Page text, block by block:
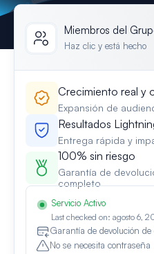
Miembros del
Haz clic y está hecho
Crecimiento real y
Expansión de
Resultados
Entrega rápida y
100% sin riesgo
Garantía de
completo
Servicio Activo
Last checked on: agosto 6,
Garantía de devolución
No se necesita contraseña